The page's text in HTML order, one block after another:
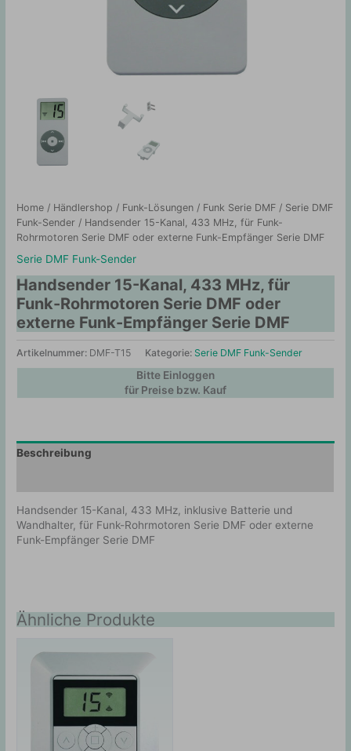
Home / Händlershop / Funk-Lösungen / Funk Serie DMF / Serie DMF
Funk-Sender / Handsender 15-Kanal, 433 MHz, für Funk-
Rohrmotoren Serie DMF oder externe Funk-Empfänger Serie DMF
Serie DMF Funk-Sender
Handsender 15-Kanal, 433 MHz, für
Funk-Rohrmotoren Serie DMF oder
externe Funk-Empfänger Serie DMF
Artikelnummer: DMF-T15 Kategorie: Serie DMF Funk-Sender
Bitte Einloggen
für Preise bzw. Kauf
Beschreibung
Handsender 15-Kanal, 433 MHz, inklusive Batterie und
Wandhalter, für Funk-Rohrmotoren Serie DMF oder externe
Funk-Empfänger Serie DMF
Ähnliche Produkte